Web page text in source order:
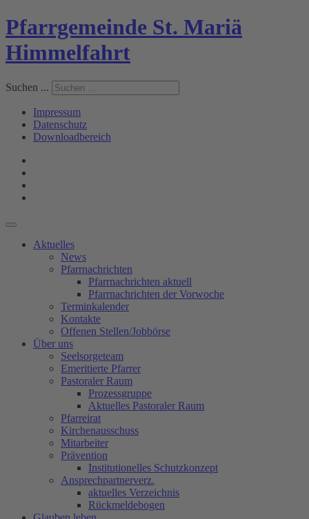
Pfarrgemeinde St. Mariä
Himmelfahrt
Suchen ...
Impressum
Datenschutz
Downloadbereich
Aktuelles
News
Pfarrnachrichten
Pfarrnachrichten aktuell
Pfarrnachrichten der Vorwoche
Terminkalender
Kontakte
Offenen Stellen/Jobbörse
Über uns
Seelsorgeteam
Emeritierte Pfarrer
Pastoraler Raum
Prozessgruppe
Aktuelles Pastoraler Raum
Pfarreirat
Kirchenausschuss
Mitarbeiter
Prävention
Institutionelles Schutzkonzept
Ansprechpartnerverz.
aktuelles Verzeichnis
Rückmeldebogen